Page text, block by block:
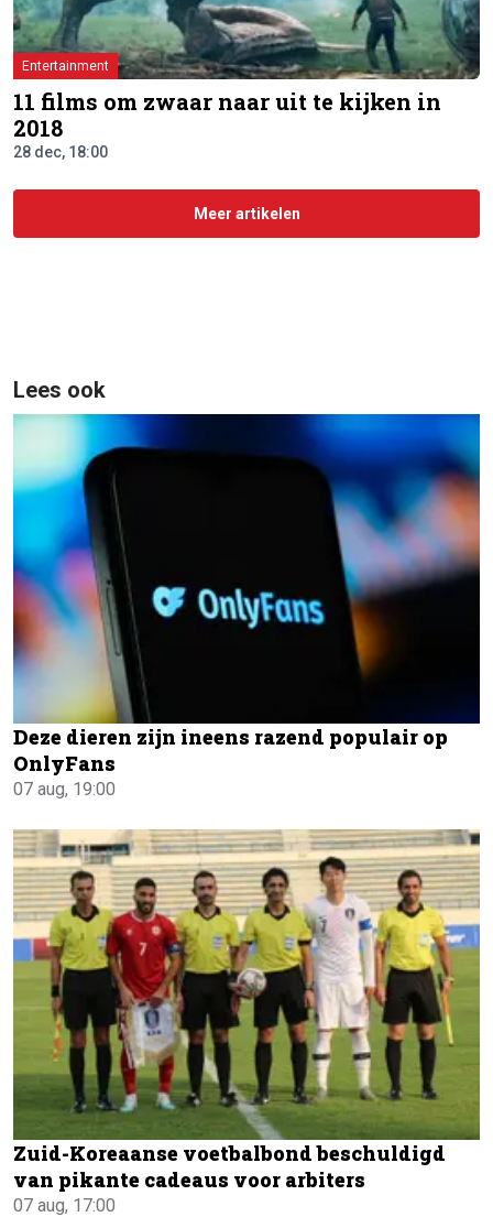
Entertainment
11 films om zwaar naar uit te kijken in
2018
28 dec, 18:00
Meer artikelen
Lees ook
Deze dieren zijn ineens razend populair op
OnlyFans
07 aug, 19:00
Zuid-Koreaanse voetbalbond beschuldigd
van pikante cadeaus voor arbiters
07 aug, 17:00